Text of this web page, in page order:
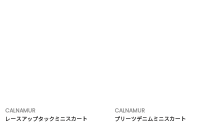
CALNAMUR
レースアップタックミニスカート
CALNAMUR
プリーツデニムミニスカート